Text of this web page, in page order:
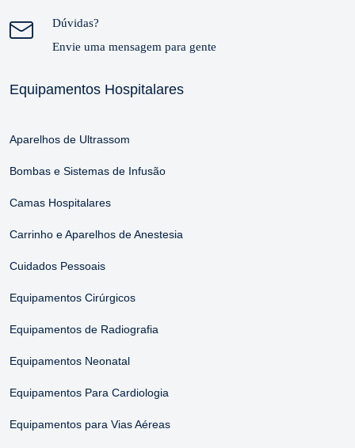
Dúvidas?
Envie uma mensagem para gente
Equipamentos Hospitalares
Aparelhos de Ultrassom
Bombas e Sistemas de Infusão
Camas Hospitalares
Carrinho e Aparelhos de Anestesia
Cuidados Pessoais
Equipamentos Cirúrgicos
Equipamentos de Radiografia
Equipamentos Neonatal
Equipamentos Para Cardiologia
Equipamentos para Vias Aéreas